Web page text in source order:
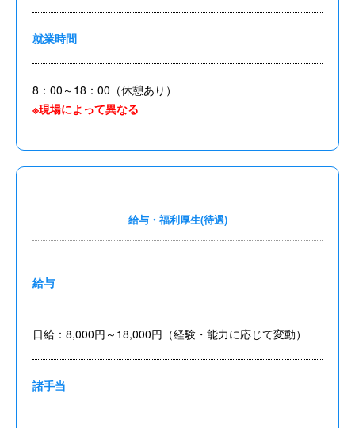
就業時間
8：00～18：00（休憩あり）
※現場によって異なる
給与・福利厚生(待遇)
給与
日給：8,000円～18,000円（経験・能力に応じて変動）
諸手当